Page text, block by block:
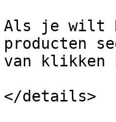
Als je wilt
producten
van
</details>